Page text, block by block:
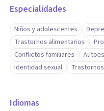
Especialidades
Niños y adolescentes
Trastornos alimentarios
Conflictos familiares
Identidad sexual
Idiomas